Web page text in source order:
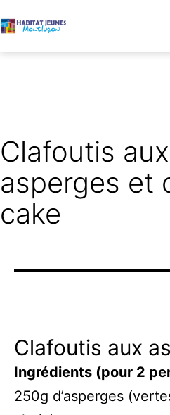
au
Clafoutis aux
asperges et
cake
Clafoutis aux
Ingrédients (pour 2
250g d’asperges